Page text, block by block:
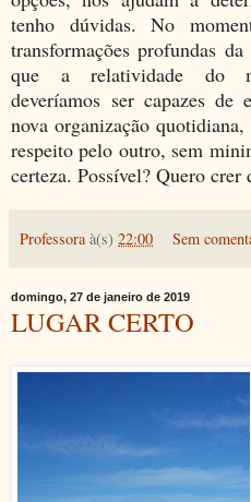
tenho dúvidas. No
transformações profundas
que a relatividade do
deveríamos ser capazes de
nova organização
respeito pelo outro, sem
certeza. Possível? Quero crer
Professora à(s) 22:00 Sem
domingo, 27 de janeiro de 2019
LUGAR CERTO